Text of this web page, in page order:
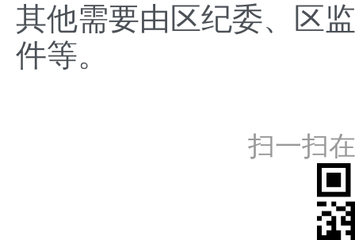
其他需要由区纪委、区
件等。
扫一扫